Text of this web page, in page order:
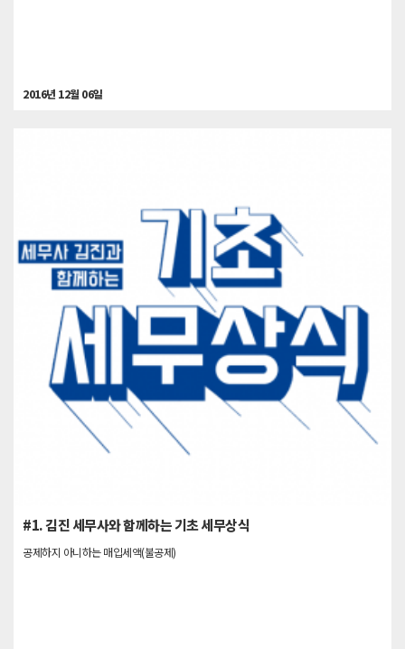
2016년 12월 06일
#1. 김진 세무사와 함께하는 기초 세무상식
공제하지 아니하는 매입세액(불공제)